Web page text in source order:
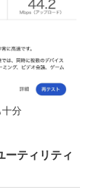
分
ーティリティ